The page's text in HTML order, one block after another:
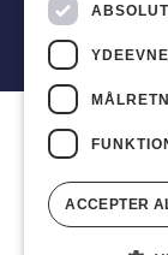
YDEEVNE
ACCEPTER